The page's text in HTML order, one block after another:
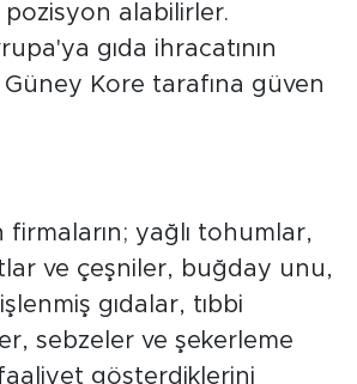
alabilirler.
gıda ihracatının
Güney Kore tarafına güven
firmaların; yağlı tohumlar,
ve çeşniler, buğday unu,
gıdalar, tıbbi
sebzeler ve şekerleme
gösterdiklerini